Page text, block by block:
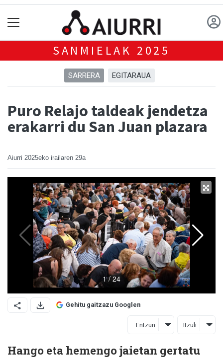
SANMIELAK 2025
SARRERA EGITARAUA
Puro Relajo taldeak jendetza
erakarri du San Juan plazara
Aiurri 2025eko irailaren 29a
Gehitu gaitzazu Googlen
Entzun Itzuli
Hango eta hemengo jaietan gertatu